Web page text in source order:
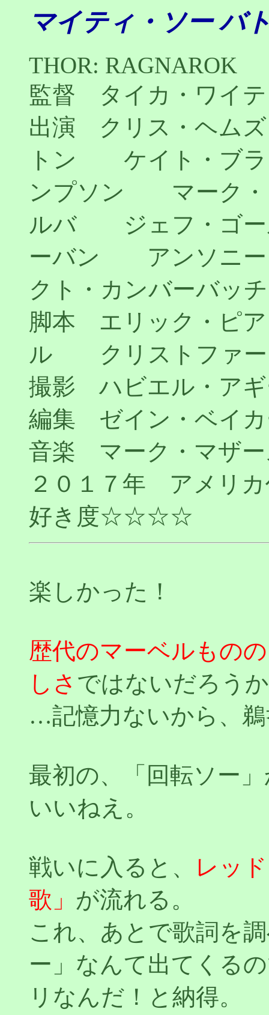
マイティ・ソー バ
THOR: RAGNAROK
監督 タイカ・ワイ
出演 クリス・ヘム
トン ケイト・ブ
ンプソン マーク
ルバ ジェフ・ゴ
ーバン アンソニ
クト・カンバーバ
脚本 エリック・ピ
ル クリストファー
撮影 ハビエル・アギ
編集 ゼイン・ベイ
音楽 マーク・マザー
２０１７年 アメリ
好き度☆☆☆☆
楽しかった！
歴代のマーベルもの
しさ ではないだろう
…記憶力ないから、
最初の、「回転ソー
いいねえ。
戦いに入ると、
レッ
歌」 が流れる。
これ、あとで歌詞を
ー」なんて出てくる
リなんだ！と納得。